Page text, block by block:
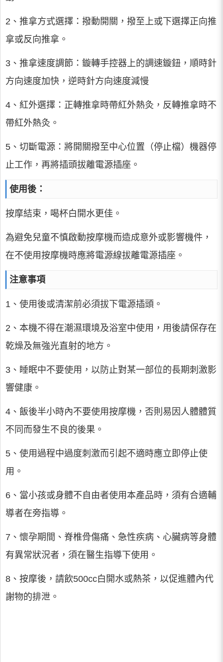
2、推拿方式選擇：撥動開關，撥至上或下選擇正向推
拿或反向推拿。
3、推拿速度調節：鏇轉手控器上的調速鏇鈕，順時針
方向速度加快，逆時針方向速度減慢
4、紅外選擇：正轉推拿時帶紅外熱灸，反轉推拿時不
帶紅外熱灸。
5、切斷電源：將開關撥至中心位置（停止檔）機器停
止工作，再將插頭拔離電源插座。
使用後：
按摩結束，喝杯白開水更佳。
為避免兒童不慎啟動按摩機而造成意外或影響機件，
在不使用按摩機時應將電源線拔離電源插座。
注意事項
1、使用後或清潔前必須拔下電源插頭。
2、本機不得在潮濕環境及浴室中使用，用後請保存在
乾燥及無強光直射的地方。
3、睡眠中不要使用，以防止對某一部位的長期刺激影
響健康。
4、飯後半小時內不要使用按摩機，否則易因人體體質
不同而發生不良的後果。
5、使用過程中過度刺激而引起不適時應立即停止使
用。
6、當小孩或身體不自由者使用本產品時，須有合適輔
導者在旁指導。
7、懷孕期間、脊椎骨傷痛、急性疾病、心臟病等身體
有異常狀況者，須在醫生指導下使用。
8、按摩後，請飲500cc白開水或熱茶，以促進體內代
謝物的排泄。